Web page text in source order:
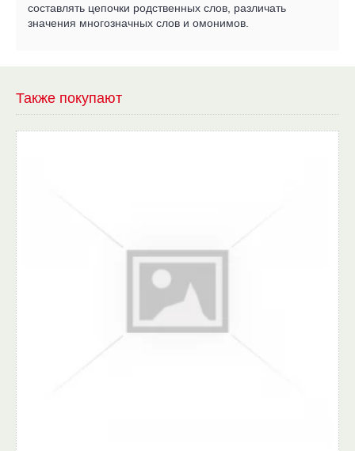
составлять цепочки родственных слов, различать
значения многозначных слов и омонимов.
Также покупают